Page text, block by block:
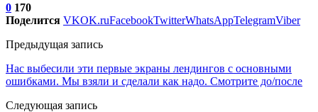
0 170
Поделится VKOK.ruFacebookTwitterWhatsAppTelegramViber
Предыдущая запись
Нас выбесили эти первые экраны лендингов с основными
ошибками. Мы взяли и сделали как надо. Смотрите до/после
Следующая запись